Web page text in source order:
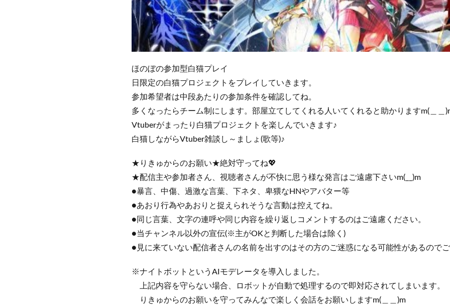
ほのぼの参加型白猫プレイ
日限定の白猫プロジェクトをプレイしていきます。
参加希望者は中段あたりの参加条件を確認してね。
多くなったらチーム制にします。部屋立てしてくれる人いてくれると助かりますm(＿＿
Vtuberがまったり白猫プロジェクトを楽しんでいきます♪
白猫しながらVtuber雑談し～ましょ(歌等)♪
★りきゅからのお願い★絶対守ってね💖
★配信主や参加者さん、視聴者さんが不快に思う様な発言はご遠慮下さいm(__)m
●暴言、中傷、過激な言葉、下ネタ、卑猥なHNやアバター等
●あおり行為やあおりと捉えられそうな言動は控えてね。
●同じ言葉、文字の連呼や同じ内容を繰り返しコメントするのはご遠慮ください。
●当チャンネル以外の宣伝(※主がOKと判断した場合は除く)
●見に来ていない配信者さんの名前を出すのはその方のご迷惑になる可能性があるので
※ナイトボットというAIモデレータを導入しました。
上記内容を守らない場合、ロボットが自動で処理するので即対応されてしまいます。
りきゅからのお願いを守ってみんなで楽しく会話をお願いしますm(＿＿)m